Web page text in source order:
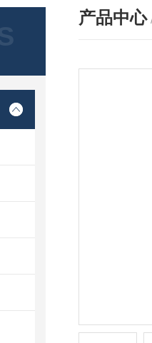
产品中心